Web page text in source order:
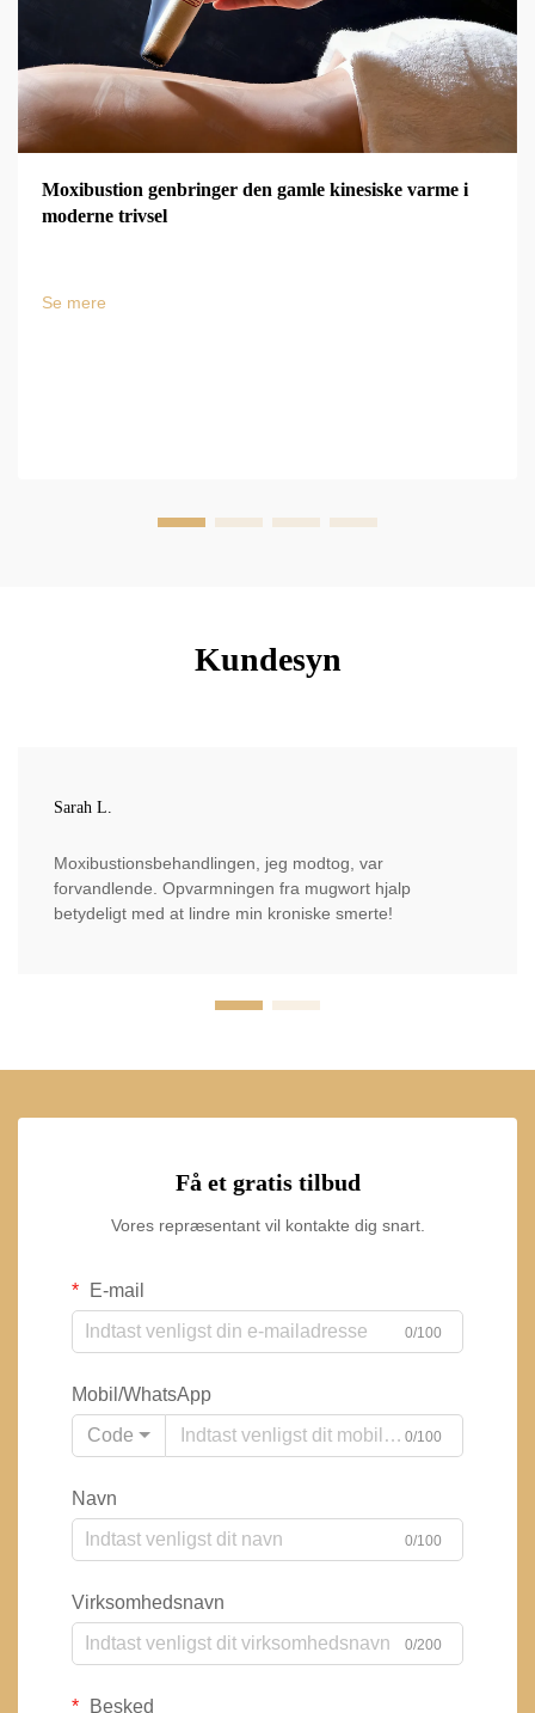
Moxibustion genbringer den gamle kinesiske varme i
moderne trivsel
Se mere
Kundesyn
Sarah L.
Moxibustionsbehandlingen, jeg modtog, var
forvandlende. Opvarmningen fra mugwort hjalp
betydeligt med at lindre min kroniske smerte!
Få et gratis tilbud
Vores repræsentant vil kontakte dig snart.
E-mail
0/100
Mobil/WhatsApp
Code
0/100
Navn
0/100
Virksomhedsnavn
0/200
Besked